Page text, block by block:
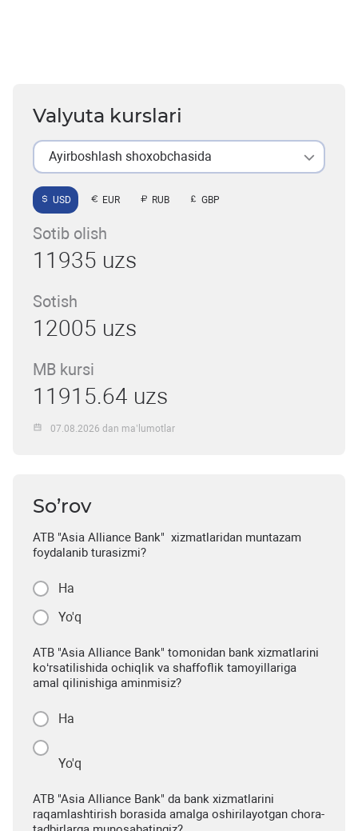
Valyuta kurslari
Ayirboshlash shoxobchasida
USD EUR RUB GBP
Sotib olish
11935 uzs
Sotish
12005 uzs
MB kursi
11915.64 uzs
07.08.2026 dan ma’lumotlar
So’rov
ATB "Asia Alliance Bank" xizmatlaridan muntazam
foydalanib turasizmi?
Ha
Yo'q
ATB "Asia Alliance Bank" tomonidan bank xizmatlarini
ko‘rsatilishida ochiqlik va shaffoflik tamoyillariga
amal qilinishiga aminmisiz?
Ha
Yo'q
ATB "Asia Alliance Bank" da bank xizmatlarini
raqamlashtirish borasida amalga oshirilayotgan chora-